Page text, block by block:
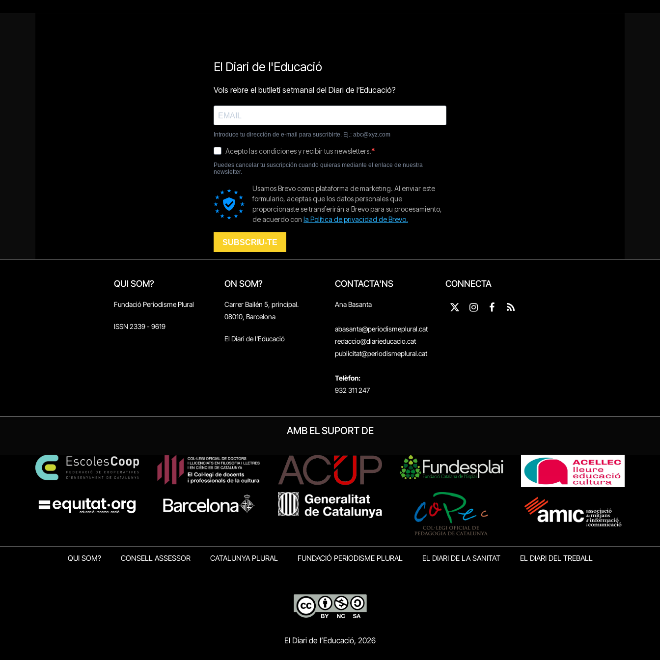
QUI SOM?
Fundació Periodisme Plural
ISSN 2339 - 9619
ON SOM?
Carrer Bailén 5, principal.
08010, Barcelona
El Diari de l'Educació
CONTACTA'NS
Ana Basanta
abasanta@periodismeplural.cat
redaccio@diarieducacio.cat
publicitat@periodismeplural.cat
Telèfon:
932 311 247
CONNECTA
X
Instagram
Facebook
RSS
AMB EL SUPORT DE
QUI SOM? CONSELL ASSESSOR CATALUNYA PLURAL FUNDACIÓ PERIODISME PLURAL EL DIARI DE LA SANITAT EL DIARI DEL TREBALL
El Diari de l’Educació, 2026